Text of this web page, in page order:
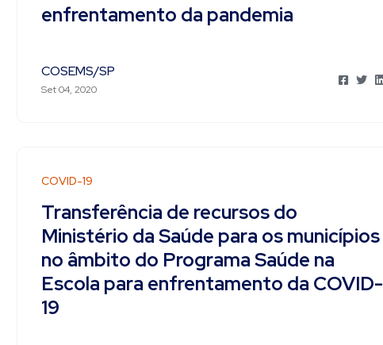
enfrentamento da pandemia
COSEMS/SP
Set 04, 2020
COVID-19
Transferência de recursos do
Ministério da Saúde para os municípios
no âmbito do Programa Saúde na
Escola para enfrentamento da COVID-
19